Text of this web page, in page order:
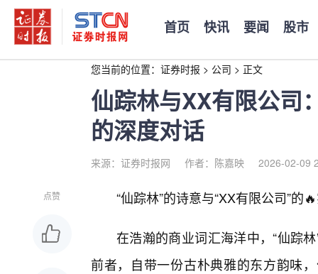
首页 快讯 要闻 股市
您当前的位置： 证券时报 > 公司 > 正文
仙踪林与XX有限公司
的深度对话
来源：证券时报网 作者：陈嘉映 2026-02-09
点赞 “仙踪林”的诗意与“XX有限公司”的
在浩瀚的商业词汇海洋中，“仙踪
前者，自带一份古朴典雅的东方韵味